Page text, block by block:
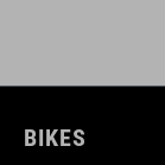
BIKES